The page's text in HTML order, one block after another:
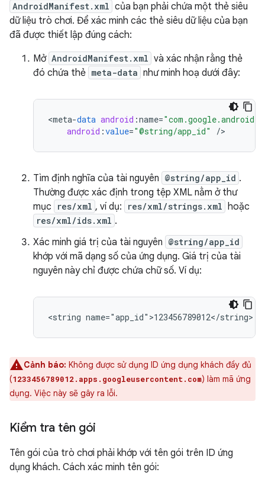
AndroidManifest.xml của bạn phải chứa một thẻ siêu
dữ liệu trò chơi. Để xác minh các thẻ siêu dữ liệu của bạn
đã được thiết lập đúng cách:
Mở AndroidManifest.xml và xác nhận rằng thẻ
đó chứa thẻ meta-data như minh hoạ dưới đây:
<meta-data android :name=
android :value="@string/app_id" /
Tìm định nghĩa của tài nguyên @string/app_id .
Thường được xác định trong tệp XML nằm ở thư
mục
res/xml , ví dụ: res/xml/strings.xml hoặc
res/xml/ids.xml .
Xác minh giá trị của tài nguyên @string/app_id
khớp với mã dạng số của ứng dụng. Giá trị của tài
nguyên này chỉ được chứa chữ số. Ví dụ:
Cảnh báo: Không được sử dụng ID ứng dụng khách đầy đủ
(1233456789012.apps.googleusercontent.com) làm mã ứng
dụng. Việc này sẽ gây ra lỗi.
Kiểm tra tên gói
Tên gói của trò chơi phải khớp với tên gói trên ID ứng
dụng khách. Cách xác minh tên gói: